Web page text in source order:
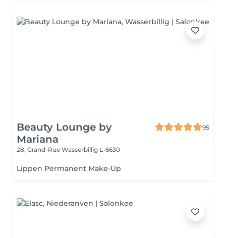
Beauty Lounge by
Mariana
95
28, Grand-Rue Wasserbillig L-6630
Lippen Permanent Make-Up